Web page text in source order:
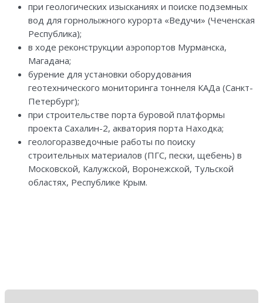
при геологических изысканиях и поиске подземных
вод для горнолыжного курорта «Ведучи» (Чеченская
Республика);
в ходе реконструкции аэропортов Мурманска,
Магадана;
бурение для установки оборудования
геотехнического мониторинга тоннеля КАДа (Санкт-
Петербург);
при строительстве порта буровой платформы
проекта Сахалин-2, акватория порта Находка;
геологоразведочные работы по поиску
строительных материалов (ПГС, пески, щебень) в
Московской, Калужской, Воронежской, Тульской
областях, Республике Крым.